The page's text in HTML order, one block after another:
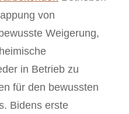
von
Weigerung,
in Betrieb zu
für den bewussten
Bidens erste